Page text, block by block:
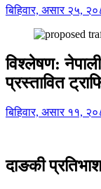
बिहिवार, असार २५,
विश्लेषण:
प्रस्तावित
बिहिवार, असार ११,
दाङकी